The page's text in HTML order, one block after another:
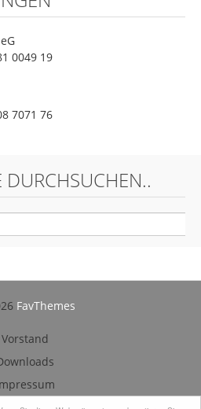
0049 19
7071 76
DURCHSUCHEN..
FavThemes
Vorstand